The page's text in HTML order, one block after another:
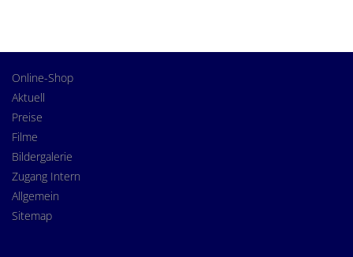
Online-Shop
Aktuell
Preise
Filme
Bildergalerie
Zugang Intern
Allgemein
Sitemap